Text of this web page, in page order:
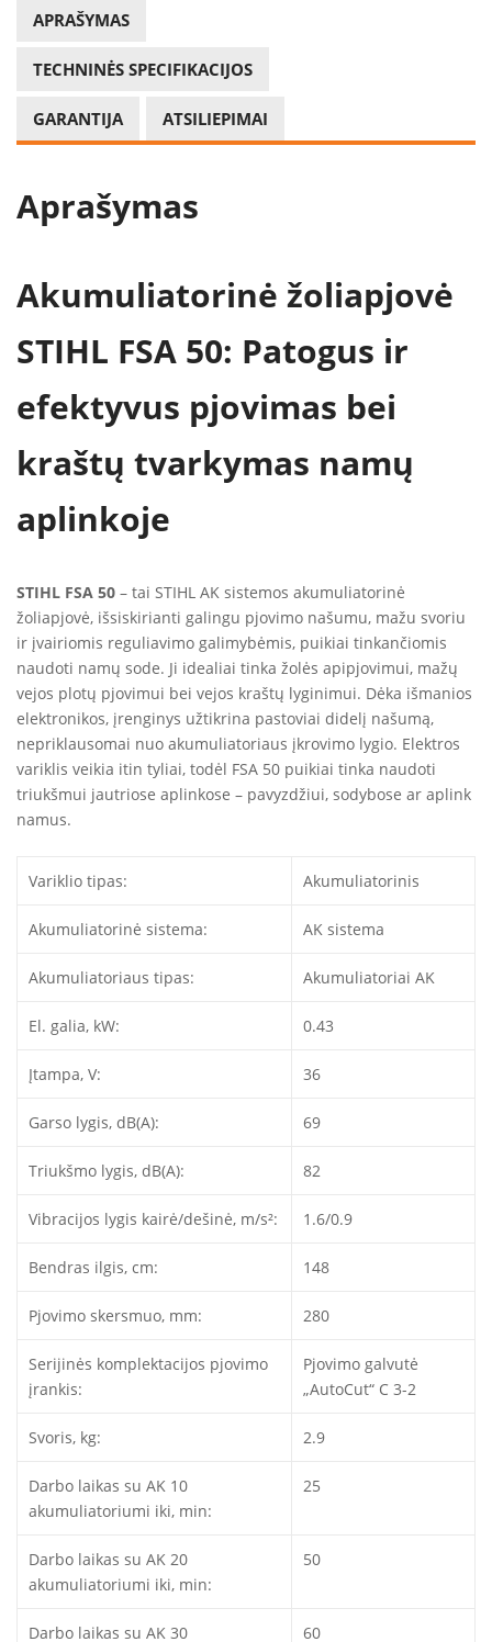
APRAŠYMAS
TECHNINĖS SPECIFIKACIJOS
GARANTIJA ATSILIEPIMAI
Aprašymas
Akumuliatorinė žoliapjovė
STIHL FSA 50: Patogus ir
efektyvus pjovimas bei
kraštų tvarkymas namų
aplinkoje
STIHL FSA 50 – tai STIHL AK sistemos akumuliatorinė
žoliapjovė, išsiskirianti galingu pjovimo našumu, mažu svoriu
ir įvairiomis reguliavimo galimybėmis, puikiai tinkančiomis
naudoti namų sode. Ji idealiai tinka žolės apipjovimui, mažų
vejos plotų pjovimui bei vejos kraštų lyginimui. Dėka išmanios
elektronikos, įrenginys užtikrina pastoviai didelį našumą,
nepriklausomai nuo akumuliatoriaus įkrovimo lygio. Elektros
variklis veikia itin tyliai, todėl FSA 50 puikiai tinka naudoti
triukšmui jautriose aplinkose – pavyzdžiui, sodybose ar aplink
namus.
Variklio tipas: Akumuliatorinis
Akumuliatorinė sistema: AK sistema
Akumuliatoriaus tipas: Akumuliatoriai AK
El. galia, kW: 0.43
Įtampa, V: 36
Garso lygis, dB(A): 69
Triukšmo lygis, dB(A): 82
Vibracijos lygis kairė/dešinė, m/s²: 1.6/0.9
Bendras ilgis, cm: 148
Pjovimo skersmuo, mm: 280
Serijinės komplektacijos pjovimo
įrankis:
Pjovimo galvutė
„AutoCut“ C 3-2
Svoris, kg: 2.9
Darbo laikas su AK 10
akumuliatoriumi iki, min:
25
Darbo laikas su AK 20
akumuliatoriumi iki, min:
50
Darbo laikas su AK 30 60